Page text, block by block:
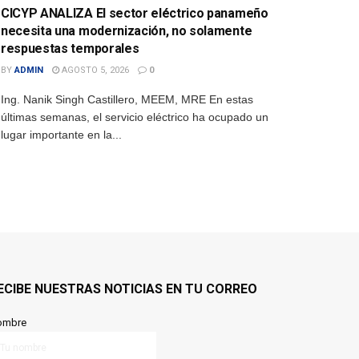
CICYP ANALIZA El sector eléctrico panameño
necesita una modernización, no solamente
respuestas temporales
BY ADMIN AGOSTO 5, 2026 0
Ing. Nanik Singh Castillero, MEEM, MRE En estas
últimas semanas, el servicio eléctrico ha ocupado un
lugar importante en la...
NUESTRAS NOTICIAS EN TU CORREO